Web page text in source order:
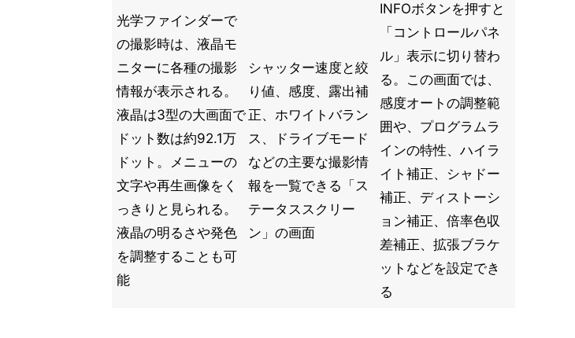
光学ファインダーで
の撮影時は、液晶モ
ニターに各種の撮影
情報が表示される。
液晶は3型の大画面で
ドット数は約92.1万
ドット。メニューの
文字や再生画像をく
っきりと見られる。
液晶の明るさや発色
を調整することも可
能
シャッター速度と絞
り値、感度、露出補
正、ホワイトバラン
ス、ドライブモード
などの主要な撮影情
報を一覧できる「ス
テータススクリー
ン」の画面
INFOボタンを押すと
「コントロールパネ
ル」表示に切り替わ
る。この画面では、
感度オートの調整範
囲や、プログラムラ
インの特性、ハイラ
イト補正、シャドー
補正、ディストーシ
ョン補正、倍率色収
差補正、拡張ブラケ
ットなどを設定でき
る